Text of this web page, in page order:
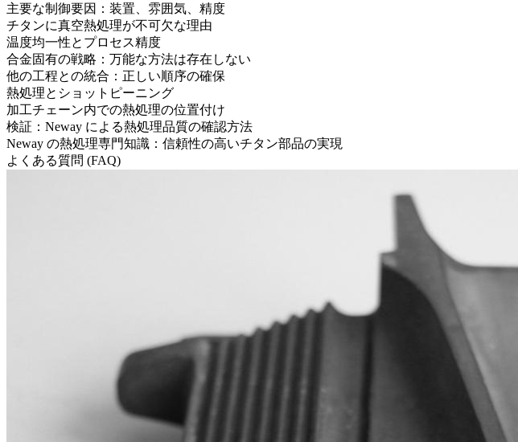
主要な制御要因：装置、雰囲気、精度
チタンに真空熱処理が不可欠な理由
温度均一性とプロセス精度
合金固有の戦略：万能な方法は存在しない
他の工程との統合：正しい順序の確保
熱処理とショットピーニング
加工チェーン内での熱処理の位置付け
検証：Neway による熱処理品質の確認方法
Neway の熱処理専門知識：信頼性の高いチタン部品の実現
よくある質問 (FAQ)